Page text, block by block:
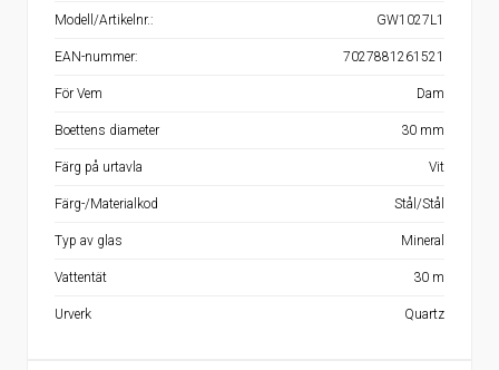
Modell/Artikelnr.: GW1027L1
EAN-nummer: 7027881261521
För Vem Dam
Boettens diameter 30 mm
Färg på urtavla Vit
Färg-/Materialkod Stål/Stål
Typ av glas Mineral
Vattentät 30 m
Urverk Quartz